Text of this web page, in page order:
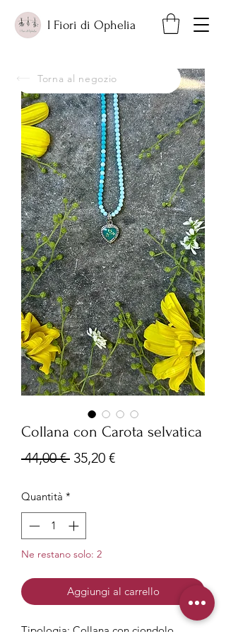
I Fiori di Ophelia
Collana con Carota selvatica
44,00 € Prezzo
35,20 €Prezzo
Quantità *
Ne restano solo: 2
Aggiungi al carrello
Tipologia: Collana con ciondolo
Torna al negozio